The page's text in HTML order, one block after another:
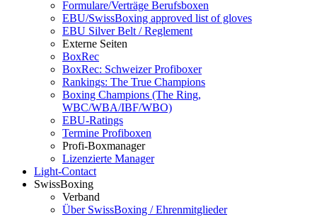
Formulare/Verträge Berufsboxen
EBU/SwissBoxing approved list of gloves
EBU Silver Belt / Reglement
Externe Seiten
BoxRec
BoxRec: Schweizer Profiboxer
Rankings: The True Champions
Boxing Champions (The Ring,
WBC/WBA/IBF/WBO)
EBU-Ratings
Termine Profiboxen
Profi-Boxmanager
Lizenzierte Manager
Light-Contact
SwissBoxing
Verband
Über SwissBoxing / Ehrenmitglieder